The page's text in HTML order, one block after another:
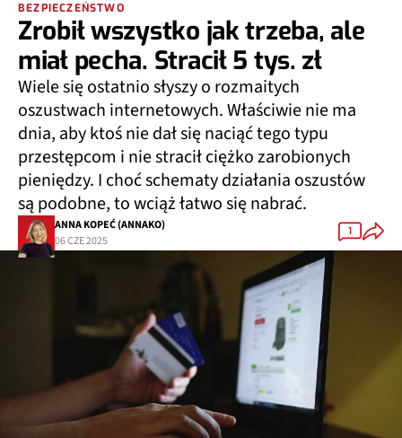
BEZPIECZEŃSTWO
Zrobił wszystko jak trzeba, ale
miał pecha. Stracił 5 tys. zł
Wiele się ostatnio słyszy o rozmaitych
oszustwach internetowych. Właściwie nie ma
dnia, aby ktoś nie dał się naciąć tego typu
przestępcom i nie stracił ciężko zarobionych
pieniędzy. I choć schematy działania oszustów
są podobne, to wciąż łatwo się nabrać.
ANNA KOPEĆ (ANNAKO)
06 CZE 2025
1